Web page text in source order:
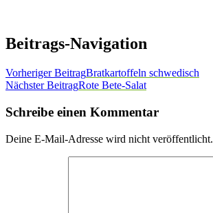
Beitrags-Navigation
Vorheriger BeitragBratkartoffeln schwedisch
Nächster BeitragRote Bete-Salat
Schreibe einen Kommentar
Deine E-Mail-Adresse wird nicht veröffentlicht.